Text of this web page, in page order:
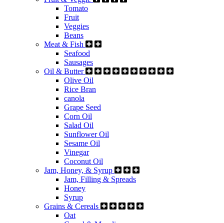
Tomato
Fruit
Veggies
Beans
Meat & Fish
Seafood
Sausages
Oil & Butter
Olive Oil
Rice Bran
canola
Grape Seed
Corn Oil
Salad Oil
Sunflower Oil
Sesame Oil
Vinegar
Coconut Oil
Jam, Honey, & Syrup
Jam, Filling & Spreads
Honey
Syrup
Grains & Cereals
Oat